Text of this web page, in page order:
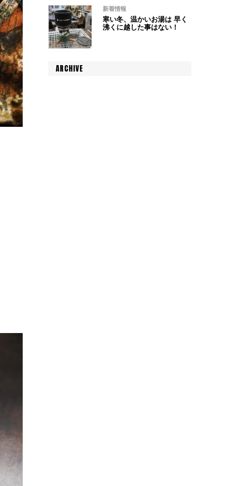
新着情報
寒い冬、温かいお湯は 早く
沸くに越した事はない！
ARCHIVE